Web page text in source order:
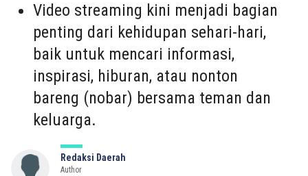
Video streaming kini menjadi bagian
penting dari kehidupan sehari-hari,
baik untuk mencari informasi,
inspirasi, hiburan, atau nonton
bareng (nobar) bersama teman dan
keluarga.
Redaksi Daerah
Author